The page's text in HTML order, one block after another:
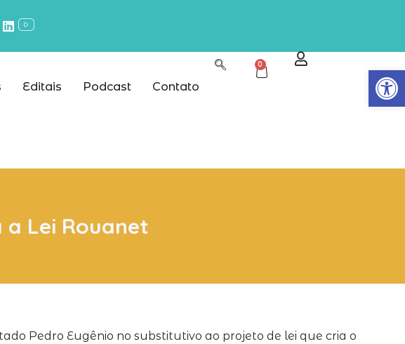
Abrir
Editais Podcast Contato
0
Lei Rouanet
Pedro Eugênio no substitutivo ao projeto de lei que cria o